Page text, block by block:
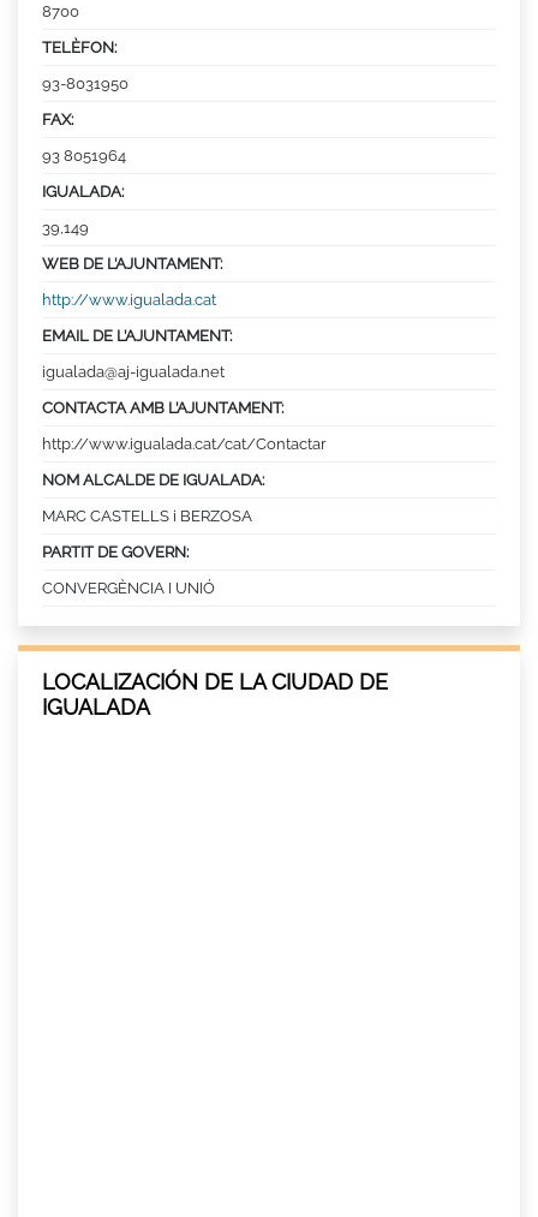
8700
TELÈFON:
93-8031950
FAX:
93 8051964
IGUALADA:
39,149
WEB DE L’AJUNTAMENT:
http://www.igualada.cat
EMAIL DE L’AJUNTAMENT:
igualada@aj-igualada.net
CONTACTA AMB L’AJUNTAMENT:
http://www.igualada.cat/cat/Contactar
NOM ALCALDE DE IGUALADA:
MARC CASTELLS i BERZOSA
PARTIT DE GOVERN:
CONVERGÈNCIA I UNIÓ
LOCALIZACIÓN DE LA CIUDAD DE
IGUALADA